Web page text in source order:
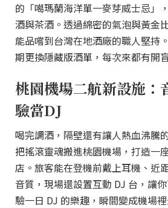
的「噶瑪蘭海洋單一麥芽威士忌」
酒與茶酒。透過綿密的氣泡與黃金
能品嚐到台灣在地酒廠的職人堅持
期更換隱藏版酒單，每次來都有開
桃園機場二航新設施：
驗當DJ
喝完調酒，隔壁還有讓人熱血沸騰
把搖滾靈魂搬進桃園機場，打造一
店。旅客能在登機前戴上耳機、近
音質，現場還設置互動 DJ 台，讓
驗一日 DJ 的樂趣，瞬間變成機場